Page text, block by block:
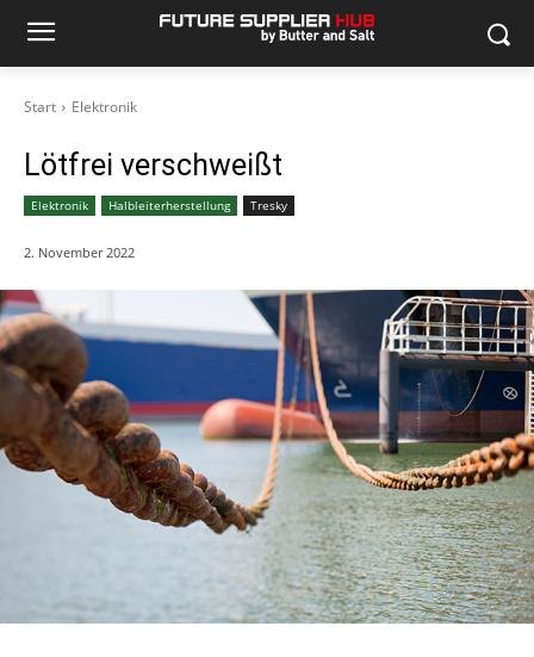
Start Elektronik
Lötfrei verschweißt
Elektronik Halbleiterherstellung Tresky
2. November 2022